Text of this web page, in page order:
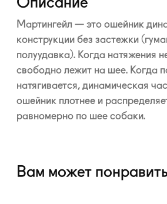
Описание
Мартингейл — это ошейник
конструкции без застежки
полуудавка). Когда натяжения
свободно лежит на шее. Когда
натягивается, динамическая
ошейник плотнее и
равномерно по шее собаки.
Вам может